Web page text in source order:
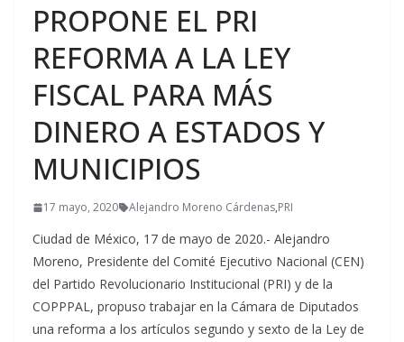
PROPONE EL PRI
REFORMA A LA LEY
FISCAL PARA MÁS
DINERO A ESTADOS Y
MUNICIPIOS
17 mayo, 2020 Alejandro Moreno Cárdenas,PRI
Ciudad de México, 17 de mayo de 2020.- Alejandro
Moreno, Presidente del Comité Ejecutivo Nacional (CEN)
del Partido Revolucionario Institucional (PRI) y de la
COPPPAL, propuso trabajar en la Cámara de Diputados
una reforma a los artículos segundo y sexto de la Ley de